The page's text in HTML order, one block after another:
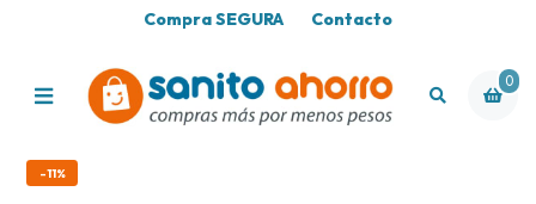
Compra SEGURA Contacto
0
-11%